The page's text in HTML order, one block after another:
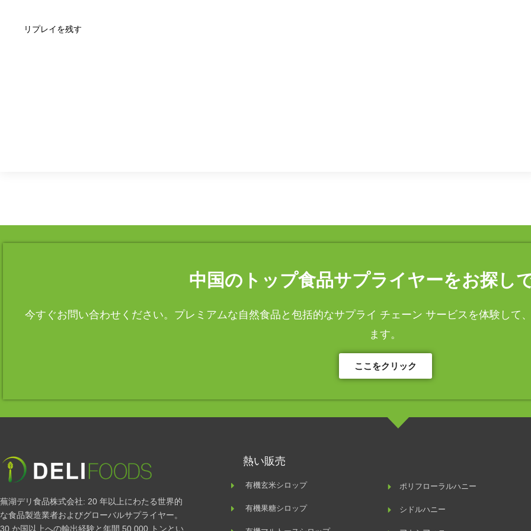
リプレイを残す
中国のトップ食品サプライヤーをお探し
今すぐお問い合わせください。プレミアムな自然食品と包括的なサプライ チェーン サービスを体験して
ます。
ここをクリック
蕪湖デリ食品株式会社: 20 年以上にわたる世界的
な食品製造業者およびグローバルサプライヤー。
30 か国以上への輸出経験と年間 50,000 トンとい
熱い販売
有機玄米シロップ
有機果糖シロップ
ポリフローラルハニー
シドルハニー